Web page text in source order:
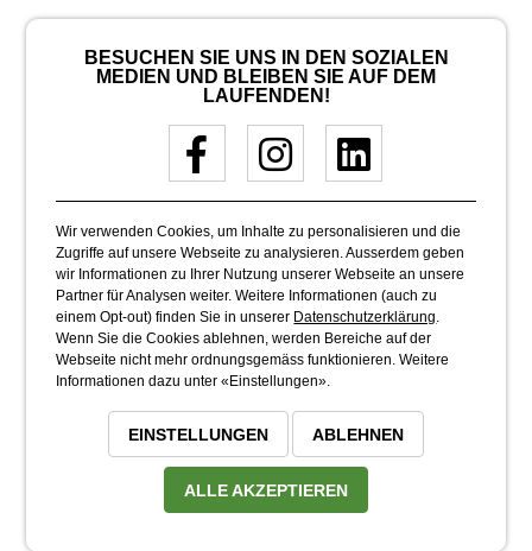
BESUCHEN SIE UNS IN DEN SOZIALEN
MEDIEN UND BLEIBEN SIE AUF DEM
LAUFENDEN!
Wir verwenden Cookies, um Inhalte zu personalisieren und die
Zugriffe auf unsere Webseite zu analysieren. Ausserdem geben
wir Informationen zu Ihrer Nutzung unserer Webseite an unsere
Partner für Analysen weiter. Weitere Informationen (auch zu
einem Opt-out) finden Sie in unserer Datenschutzerklärung
Wenn Sie die Cookies ablehnen, werden Bereiche auf der
Webseite nicht mehr ordnungsgemäss funktionieren. Weitere
Informationen dazu unter «Einstellungen».
EINSTELLUNGEN ABLEHNEN
ALLE AKZEPTIEREN